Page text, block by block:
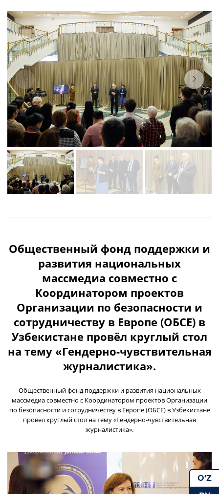
Общественный фонд поддержки и
развития национальных
массмедиа совместно с
Координатором проектов
Организации по безопасности и
сотрудничеству в Европе (ОБСЕ) в
Узбекистане провёл круглый стол
на тему «Гендерно-чувствительная
журналистика».
Общественный фонд поддержки и развития национальных
массмедиа совместно с Координатором проектов Организации
по безопасности и сотрудничеству в Европе (ОБСЕ) в Узбекистане
провёл круглый стол на тему «Гендерно-чувствительная
журналистика».
O‘Z